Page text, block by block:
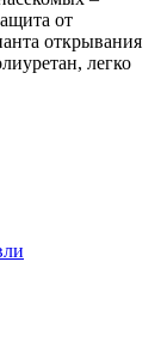
от
открывания
легко